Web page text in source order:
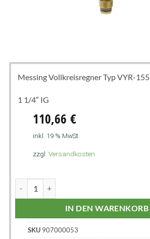
Messing Vollkreisregner Typ VYR-155
1 1/4″ IG
110,66 €
inkl. 19 % MwSt.
zzgl. Versandkosten
IN DEN WARENKORB
SKU 907000053